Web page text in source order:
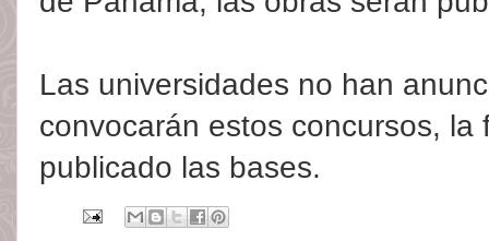
Las universidades no han
convocarán estos concursos, la
publicado las bases.